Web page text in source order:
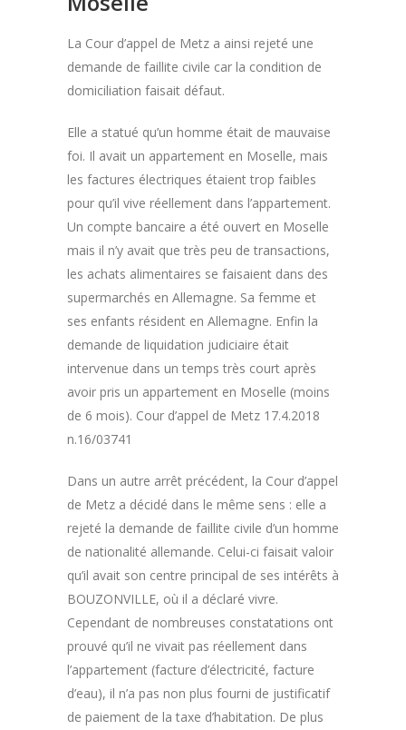
La Cour d’appel de Metz a ainsi rejeté une
demande de faillite civile car la condition de
domiciliation faisait défaut.
Elle a statué qu’un homme était de mauvaise
foi. Il avait un appartement en Moselle, mais
les factures électriques étaient trop faibles
pour qu’il vive réellement dans l’appartement.
Un compte bancaire a été ouvert en Moselle
mais il n’y avait que très peu de transactions,
les achats alimentaires se faisaient dans des
supermarchés en Allemagne. Sa femme et
ses enfants résident en Allemagne. Enfin la
demande de liquidation judiciaire était
intervenue dans un temps très court après
avoir pris un appartement en Moselle (moins
de 6 mois). Cour d’appel de Metz 17.4.2018
n.16/03741
Dans un autre arrêt précédent, la Cour d’appel
de Metz a décidé dans le même sens : elle a
rejeté la demande de faillite civile d’un homme
de nationalité allemande. Celui-ci faisait valoir
qu’il avait son centre principal de ses intérêts à
BOUZONVILLE, où il a déclaré vivre.
Cependant de nombreuses constatations ont
prouvé qu’il ne vivait pas réellement dans
l’appartement (facture d’électricité, facture
d’eau), il n’a pas non plus fourni de justificatif
de paiement de la taxe d’habitation. De plus